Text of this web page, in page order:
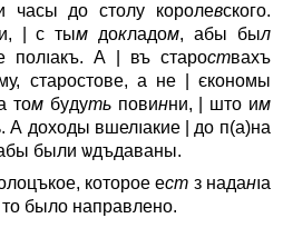
часы до столу королевского.
| с тымдокладом, абы был
полıaкъ. А | въ староствахъ
старостове, а не | єкономы
том бyдyтьповинни, | што им
А доходы вшелıaкие | до п(а)на
были ѡдъдаваны.
которое ест з наданıa
было направлено.